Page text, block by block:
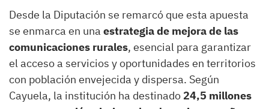
Desde la Diputación se remarcó que esta apuesta
se enmarca en una estrategia de mejora de las
comunicaciones rurales, esencial para garantizar
el acceso a servicios y oportunidades en territorios
con población envejecida y dispersa. Según
Cayuela, la institución ha destinado 24,5 millones